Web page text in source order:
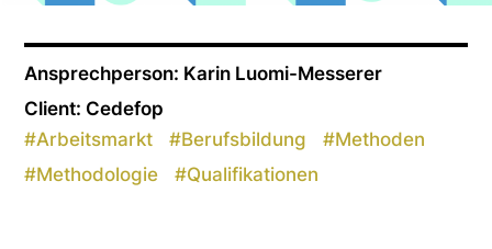
Ansprechperson: Karin Luomi-Messerer
Client: Cedefop
#Arbeitsmarkt #Berufsbildung #Methoden
#Methodologie #Qualifikationen